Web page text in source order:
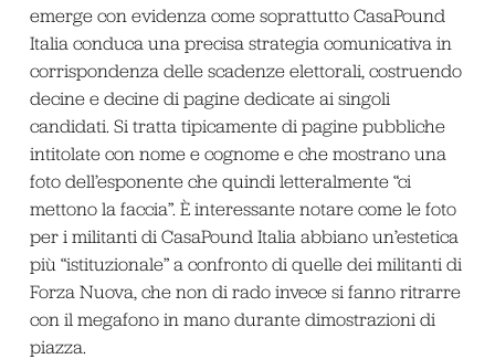
emerge con evidenza come soprattutto CasaPound
Italia conduca una precisa strategia comunicativa in
corrispondenza delle scadenze elettorali, costruendo
decine e decine di pagine dedicate ai singoli
candidati. Si tratta tipicamente di pagine pubbliche
intitolate con nome e cognome e che mostrano una
foto dell’esponente che quindi letteralmente “ci
mettono la faccia”. È interessante notare come le foto
per i militanti di CasaPound Italia abbiano un’estetica
più “istituzionale” a confronto di quelle dei militanti di
Forza Nuova, che non di rado invece si fanno ritrarre
con il megafono in mano durante dimostrazioni di
piazza.